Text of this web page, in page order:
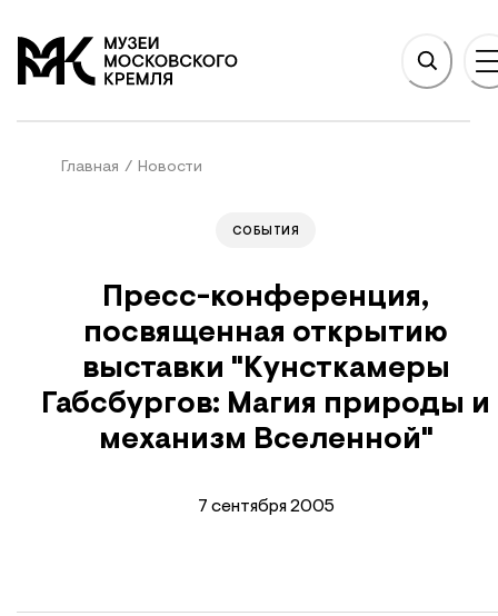
На главную
Главная / Новости
СОБЫТИЯ
Пресс-конференция,
посвященная открытию
выставки "Кунсткамеры
Габсбургов: Магия природы и
механизм Вселенной"
7 сентября 2005